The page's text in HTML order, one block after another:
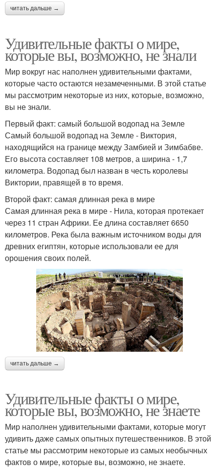
читать дальше →
Удивительные факты о мире,
которые вы, возможно, не знали
Мир вокруг нас наполнен удивительными фактами,
которые часто остаются незамеченными. В этой статье
мы рассмотрим некоторые из них, которые, возможно,
вы не знали.
Первый факт: самый большой водопад на Земле
Самый большой водопад на Земле - Виктория,
находящийся на границе между Замбией и Зимбабве.
Его высота составляет 108 метров, а ширина - 1,7
километра. Водопад был назван в честь королевы
Виктории, правящей в то время.
Второй факт: самая длинная река в мире
Самая длинная река в мире - Нила, которая протекает
через 11 стран Африки. Ее длина составляет 6650
километров. Река была важным источником воды для
древних египтян, которые использовали ее для
орошения своих полей.
читать дальше →
Удивительные факты о мире,
которые вы, возможно, не знаете
Мир наполнен удивительными фактами, которые могут
удивить даже самых опытных путешественников. В этой
статье мы рассмотрим некоторые из самых необычных
фактов о мире, которые вы, возможно, не знаете.